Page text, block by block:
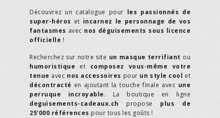
Découvrez un catalogue pour les passionnés de
super-héros et incarnez le personnage de vos
fantasmes avec nos déguisements sous licence
officielle !
Recherchez sur notre site un masque terrifiant ou
humoristique et composez vous-même votre
tenue avec nos accessoires pour un style cool et
décontracté en ajoutant la touche finale avec une
perruque incroyable. La boutique en ligne
deguisements-cadeaux.ch propose plus de
25'000 références pour tous les goûts !